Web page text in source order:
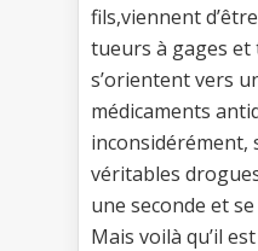
fils,viennent
tueurs à gages et
s’orientent vers
médicaments
véritables
une seconde et
Mais voilà qu’il